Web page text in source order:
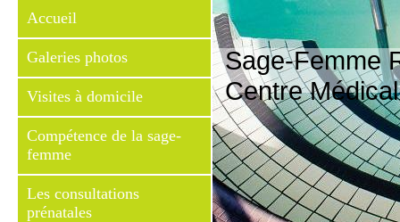
Accueil
Galeries photos
Visites à domicile
Compétence de la sage-
femme
Les consultations
prénatales
Sage-Femme
Centre